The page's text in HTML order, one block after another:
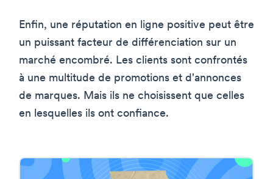
Enfin, une réputation en ligne positive peut être
un puissant facteur de différenciation sur un
marché encombré. Les clients sont confrontés
à une multitude de promotions et d'annonces
de marques. Mais ils ne choisissent que celles
en lesquelles ils ont confiance.